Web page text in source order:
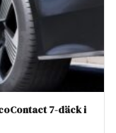
7-däck i